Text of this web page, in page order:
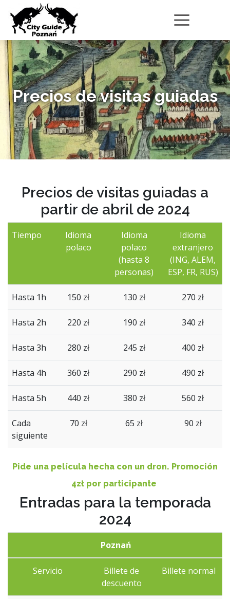
Precios de visitas guiadas
Precios de visitas guiadas a
partir de abril de 2024
Tiempo
Idioma
polaco
Idioma
polaco
(hasta 8
personas)
Idioma
extranjero
(ING, ALEM,
ESP, FR, RUS)
Hasta 1h 150 zł 130 zł 270 zł
Hasta 2h 220 zł 190 zł 340 zł
Hasta 3h 280 zł 245 zł 400 zł
Hasta 4h 360 zł 290 zł 490 zł
Hasta 5h 440 zł 380 zł 560 zł
Cada
siguiente
70 zł 65 zł 90 zł
Pide una película hecha con un dron. Promoción
4zł por participante
Entradas para la temporada
2024
Poznań
Servicio
Billete de
descuento
Billete normal